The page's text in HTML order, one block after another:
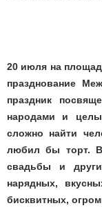
20 июля на
празднование
праздник
народами и
сложно найти
любил бы торт.
свадьбы и
нарядных,
бисквитных,